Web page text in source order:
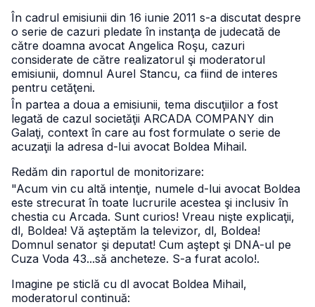
În cadrul emisiunii din 16 iunie 2011 s-a discutat despre
o serie de cazuri pledate în instanţa de judecată de
către doamna avocat Angelica Roşu, cazuri
considerate de către realizatorul şi moderatorul
emisiunii, domnul Aurel Stancu, ca fiind de interes
pentru cetăţeni.
În partea a doua a emisiunii, tema discuţiilor a fost
legată de cazul societăţii ARCADA COMPANY din
Galaţi, context în care au fost formulate o serie de
acuzaţii la adresa d-lui avocat Boldea Mihail.
Redăm din raportul de monitorizare:
"Acum vin cu altă intenţie, numele d-lui avocat Boldea
este strecurat în toate lucrurile acestea şi inclusiv în
chestia cu Arcada. Sunt curios! Vreau nişte explicaţii,
dl, Boldea! Vă aşteptăm la televizor, dl, Boldea!
Domnul senator şi deputat! Cum aştept şi DNA-ul pe
Cuza Voda 43...să ancheteze. S-a furat acolo!.
Imagine pe sticlă cu dl avocat Boldea Mihail,
moderatorul continuă: